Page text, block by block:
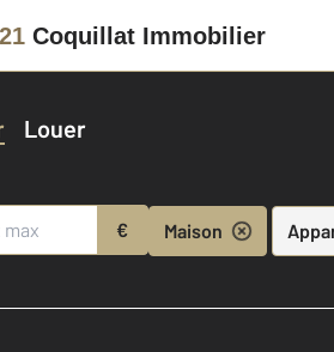
Coquillat Immobilier
Louer
€ Maison